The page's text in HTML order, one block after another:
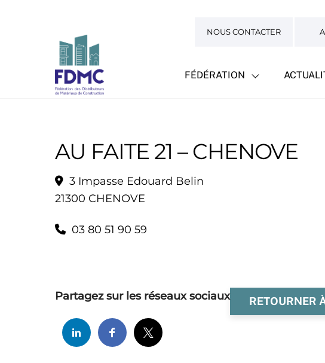
NOUS CONTACTER
FÉDÉRATION
AU FAITE 21 – CHENOVE
3 Impasse Edouard Belin
21300 CHENOVE
03 80 51 90 59
RETOURNER
Partagez sur les réseaux sociaux